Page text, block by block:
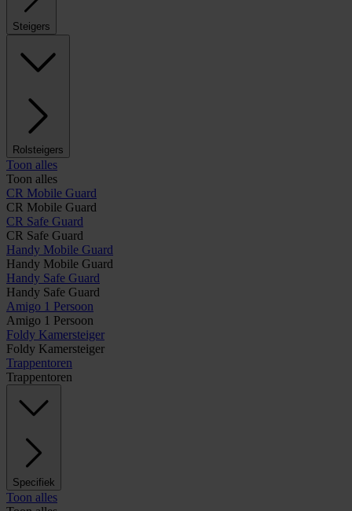
Steigers
Rolsteigers
Toon alles
Toon alles
CR Mobile Guard
CR Mobile Guard
CR Safe Guard
CR Safe Guard
Handy Mobile Guard
Handy Mobile Guard
Handy Safe Guard
Handy Safe Guard
Amigo 1 Persoon
Amigo 1 Persoon
Foldy Kamersteiger
Foldy Kamersteiger
Trappentoren
Trappentoren
Specifiek
Toon alles